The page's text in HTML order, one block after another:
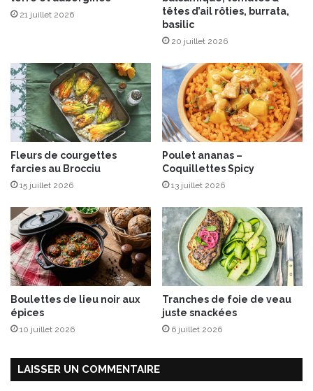
21 juillet 2026
têtes d’ail rôties, burrata,
basilic
20 juillet 2026
Fleurs de courgettes
farcies au Brocciu
15 juillet 2026
Poulet ananas –
Coquillettes Spicy
13 juillet 2026
Boulettes de lieu noir aux
épices
10 juillet 2026
Tranches de foie de veau
juste snackées
6 juillet 2026
LAISSER UN COMMENTAIRE